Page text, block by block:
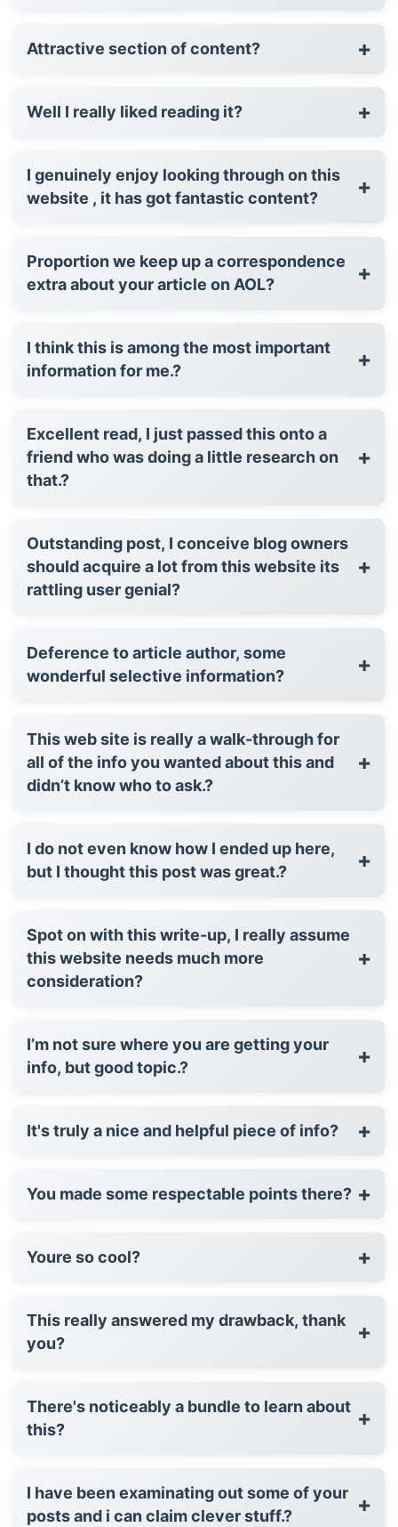
Attractive section of content? +
Well I really liked reading it? +
I genuinely enjoy looking through on this
website , it has got fantastic content?
+
Proportion we keep up a correspondence
extra about your article on AOL?
+
I think this is among the most important
information for me.?
+
Excellent read, I just passed this onto a
friend who was doing a little research on
that.?
+
Outstanding post, I conceive blog owners
should acquire a lot from this website its
rattling user genial?
+
Deference to article author, some
wonderful selective information?
+
This web site is really a walk-through for
all of the info you wanted about this and
didn’t know who to ask.?
+
I do not even know how I ended up here,
but I thought this post was great.?
+
Spot on with this write-up, I really assume
this website needs much more
consideration?
+
I’m not sure where you are getting your
info, but good topic.?
+
It's truly a nice and helpful piece of info? +
You made some respectable points there? +
Youre so cool? +
This really answered my drawback, thank
you?
+
There's noticeably a bundle to learn about
this?
+
I have been examinating out some of your
posts and i can claim clever stuff.?
+